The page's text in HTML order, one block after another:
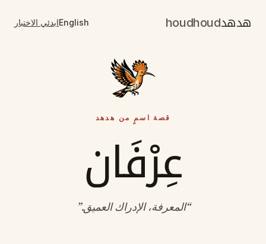
هدهدhoudhoud
Englishابدئي الاختبار
قصة اسمٍ من هدهد
عِرْفَان
“المعرفة، الإدراك العميق.”